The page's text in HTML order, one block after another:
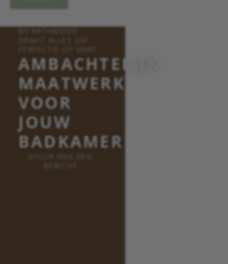
AMBACHTELIJK
MAATWERK
VOOR
JOUW
BADKAMER